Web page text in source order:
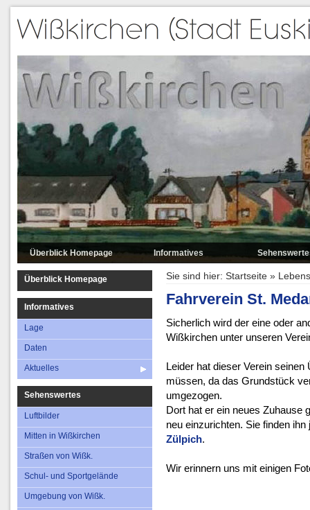
Überblick Homepage Informatives
Lage
Daten
Luftbilder
Mitten in
Schul- und
Fotos vom
Kirche als
Überblick Homepage
Informatives
Lage
Daten
Aktuelles
Sehenswertes
Luftbilder
Mitten in Wißkirchen
Straßen von Wißk.
Schul- und Sportgelände
Umgebung von Wißk.
Sie sind hier: Startseite »
Fahrverein St.
Sicherlich wird der eine oder
Wißkirchen unter unseren
Leider hat dieser Verein
müssen, da das Grundstück
umgezogen.
Dort hat er ein neues Zuhause
neu einzurichten. Sie finden
Zülpich.
Wir erinnern uns mit einigen